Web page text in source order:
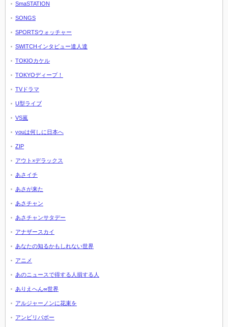
SmaSTATION
SONGS
SPORTSウォッチャー
SWITCHインタビュー達人達
TOKIOカケル
TOKYOディープ！
TVドラマ
U型ライブ
VS嵐
youは何しに日本へ
ZIP
アウト×デラックス
あさイチ
あさが来た
あさチャン
あさチャンサタデー
アナザースカイ
あなたの知るかもしれない世界
アニメ
あのニュースで得する人損する人
ありえへん∞世界
アルジャーノンに花束を
アンビリバボー